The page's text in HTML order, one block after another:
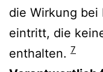
die Wirkung bei
eintritt, die
enthalten. 7